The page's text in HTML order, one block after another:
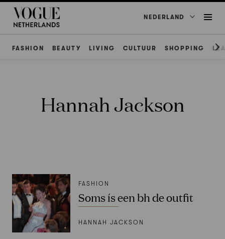
NEDERLAND
FASHION BEAUTY LIVING CULTUUR SHOPPING
Hannah Jackson
FASHION
Soms ís een bh de outfit
HANNAH JACKSON